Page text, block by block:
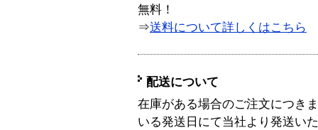
無料！
⇒送料について詳しくはこちら
配送について
在庫がある場合のご注文につき
いる発送日にて当社より発送い